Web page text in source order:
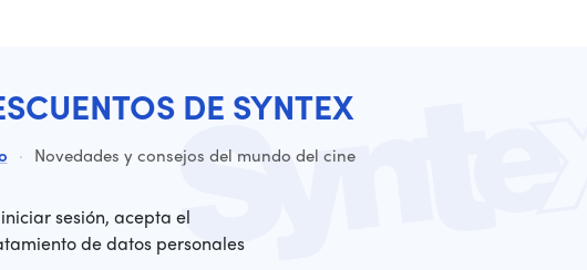
DE SYNTEX
· Novedades y consejos del mundo del cine
sesión, acepta el
de datos personales